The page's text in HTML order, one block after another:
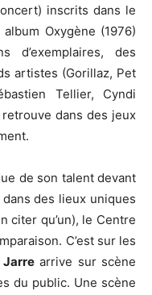
inscrits dans le
Oxygène (1976)
d’exemplaires, des
artistes (Gorillaz, Pet
Tellier, Cyndi
dans des jeux
de son talent devant
des lieux uniques
citer qu’un), le Centre
C’est sur les
arrive sur scène
du public. Une scène